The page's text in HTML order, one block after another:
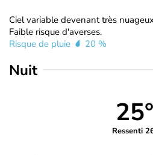
Ciel variable devenant très
Faible risque d'averses.
Risque de pluie
20 %
Nuit
25°
Ressenti